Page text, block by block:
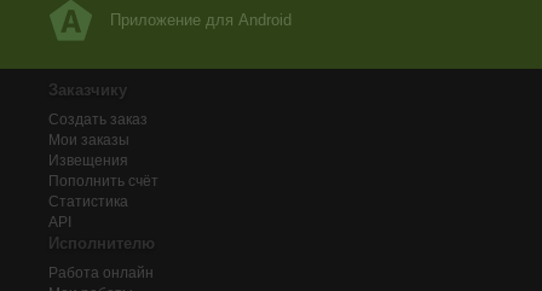
Приложение для Android
Заказчику
Создать заказ
Мои заказы
Извещения
Пополнить счёт
Статистика
API
Исполнителю
Работа онлайн